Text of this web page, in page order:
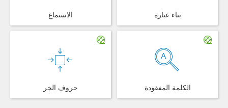
الاستماع بناء عبارة
حروف الجر الكلمة المفقودة